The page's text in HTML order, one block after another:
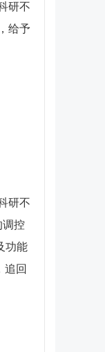
研不
给予
研不
调控
功能
追回